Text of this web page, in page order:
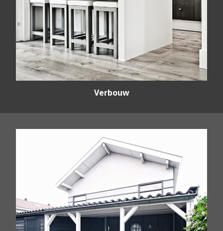
Verbouw